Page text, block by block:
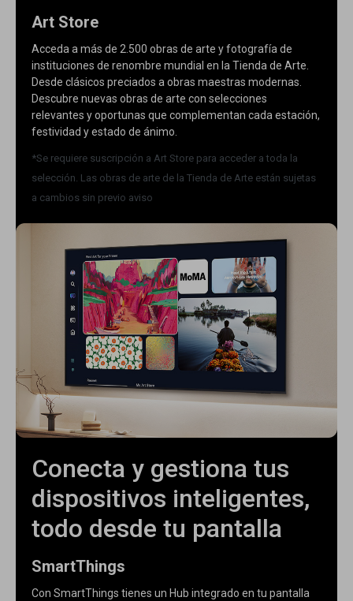
Art Store
Acceda a más de 2.500 obras de arte y fotografía de
instituciones de renombre mundial en la Tienda de Arte.
Desde clásicos preciados a obras maestras modernas.
Descubre nuevas obras de arte con selecciones
relevantes y oportunas que complementan cada estación,
festividad y estado de ánimo.
*Se requiere suscripción a Art Store para acceder a toda la
selección. Las obras de arte de la Tienda de Arte están sujetas
a cambios sin previo aviso
Conecta y gestiona tus
dispositivos inteligentes,
todo desde tu pantalla
SmartThings
Con SmartThings tienes un Hub integrado en tu pantalla